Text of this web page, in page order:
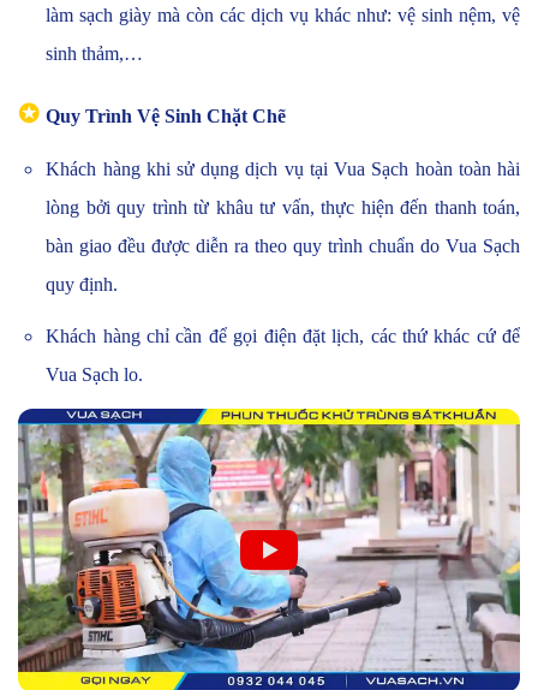
làm sạch giày mà còn các dịch vụ khác như: vệ sinh nệm, vệ
sinh thảm,…
✪ Quy Trình Vệ Sinh Chặt Chẽ
Khách hàng khi sử dụng dịch vụ tại Vua Sạch hoàn toàn hài
lòng bởi quy trình từ khâu tư vấn, thực hiện đến thanh toán,
bàn giao đều được diễn ra theo quy trình chuẩn do Vua Sạch
quy định.
Khách hàng chỉ cần để gọi điện đặt lịch, các thứ khác cứ để
Vua Sạch lo.